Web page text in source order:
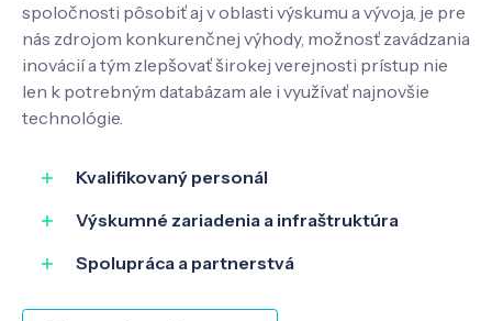
spoločnosti pôsobiť aj v oblasti výskumu a vývoja, je pre
nás zdrojom konkurenčnej výhody, možnosť zavádzania
inovácií a tým zlepšovať širokej verejnosti prístup nie
len k potrebným databázam ale i využívať najnovšie
technológie.
Kvalifikovaný personál
Výskumné zariadenia a infraštruktúra
Spolupráca a partnerstvá